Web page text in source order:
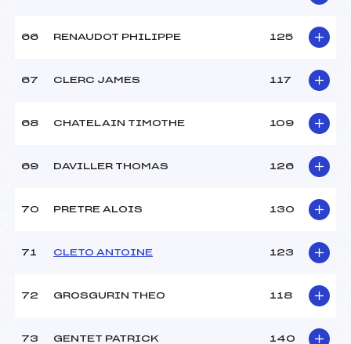
66 RENAUDOT PHILIPPE 125
67 CLERC JAMES 117
68 CHATELAIN TIMOTHE 109
69 DAVILLER THOMAS 126
70 PRETRE ALOIS 130
71 CLETO ANTOINE 123
72 GROSGURIN THEO 118
73 GENTET PATRICK 140